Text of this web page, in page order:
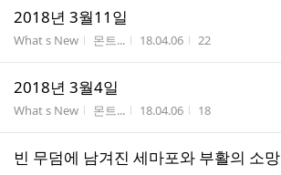
2018년 3월11일
게시판명
What s New 작성자
몬트... 작성시간
18.04.06 조회수
22
2018년 3월4일
게시판명
What s New 작성자
몬트... 작성시간
18.04.06 조회수
18
빈 무덤에 남겨진 세마포와 부활의 소망